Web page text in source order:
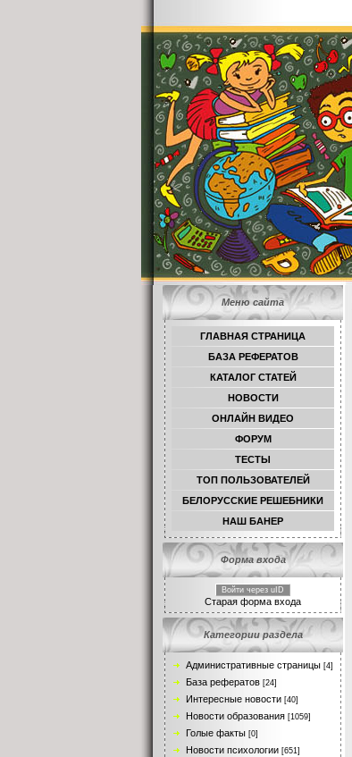
Меню сайта
ГЛАВНАЯ СТРАНИЦА
БАЗА РЕФЕРАТОВ
КАТАЛОГ СТАТЕЙ
НОВОСТИ
ОНЛАЙН ВИДЕО
ФОРУМ
ТЕСТЫ
TОП ПОЛЬЗОВАТЕЛЕЙ
БЕЛОРУССКИЕ РЕШЕБНИКИ
НАШ БАНЕР
Форма входа
Войти через uID
Старая форма входа
Категории раздела
Административные страницы [4]
База рефератов [24]
Интересные новости [40]
Новости образования [1059]
Голые факты [0]
Новости психологии [651]